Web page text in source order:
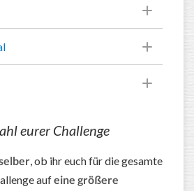
eurer Challenge
, ob ihr euch für die gesamte
aufeine größere